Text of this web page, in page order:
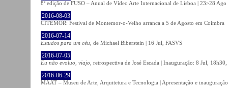
8ª edição de FUSO – Anual de Vídeo Arte Internacional de Lisboa | 23>28 Ago
2016-08-03
CITEMOR: Festival de Montemor-o-Velho arranca a 5 de Agosto em Coimbra
2016-07-14
Estudos para um céu , de Michael Biberstein | 16 Jul, FASVS
2016-07-05
Eu não evoluo, viajo , retrospectiva de José Escada | Inauguração: 8 Jul,
2016-06-29
MAAT – Museu de Arte, Arquitetura e Tecnologia | Apresentação e